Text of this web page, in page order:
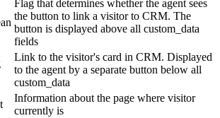
Flag that determines whether the agent sees
the button to link a visitor to CRM. The
button is displayed above all custom_data
fields
Link to the visitor's card in CRM. Displayed
to the agent by a separate button below all
custom_data
Information about the page where visitor
currently is